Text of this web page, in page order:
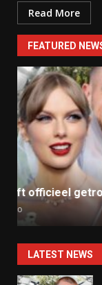
Read More
FEATURED
Ray J klaagt
9 months ago
LATEST NEWS